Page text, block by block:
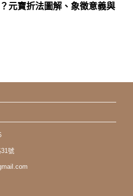
元寶折法圖解、象徵意義與
號